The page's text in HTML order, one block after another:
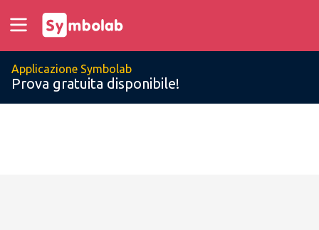
Applicazione Symbolab
Prova gratuita disponibile!